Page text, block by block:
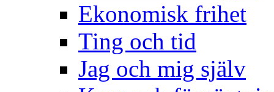
Ekonomisk frihet
Ting och tid
Jag och mig själv